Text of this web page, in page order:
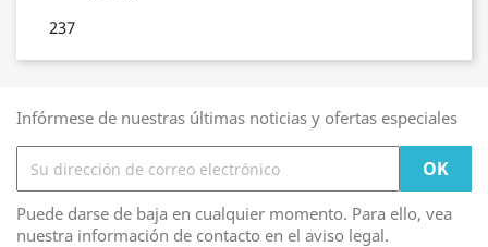
237
Infórmese de nuestras últimas noticias y ofertas especiales
Puede darse de baja en cualquier momento. Para ello, vea
nuestra información de contacto en el aviso legal.